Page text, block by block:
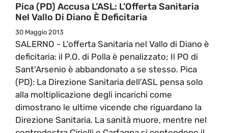
Pica (PD) Accusa L’ASL: L’Offerta Sanitaria
Nel Vallo Di Diano È Deficitaria
30 Maggio 2013
SALERNO - L'offerta Sanitaria nel Vallo di Diano è
deficitaria: il P.O. di Polla è penalizzato; Il PO di
Sant'Arsenio è abbandonato a se stesso. Pica
(PD): La Direzione Sanitaria dell'ASL pensa solo
alla moltiplicazione degli incarichi come
dimostrano le ultime vicende che riguardano la
Direzione Sanitaria. La sanità muore, mentre nel